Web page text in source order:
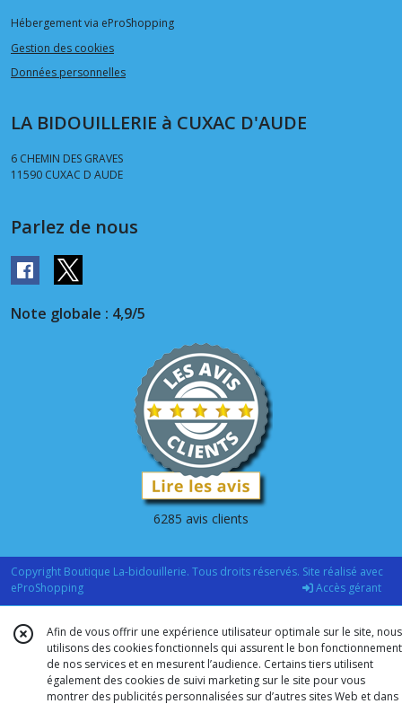
Hébergement via eProShopping
Gestion des cookies
Données personnelles
LA BIDOUILLERIE à CUXAC D'AUDE
6 CHEMIN DES GRAVES
11590 CUXAC D AUDE
Parlez de nous
Note globale : 4,9/5
6285 avis clients
Copyright Boutique La-bidouillerie. Tous droits réservés. Site réalisé avec
eProShopping
Accès gérant
Afin de vous offrir une expérience utilisateur optimale sur le site, nous
utilisons des cookies fonctionnels qui assurent le bon fonctionnement
de nos services et en mesurent l’audience. Certains tiers utilisent
également des cookies de suivi marketing sur le site pour vous
montrer des publicités personnalisées sur d’autres sites Web et dans